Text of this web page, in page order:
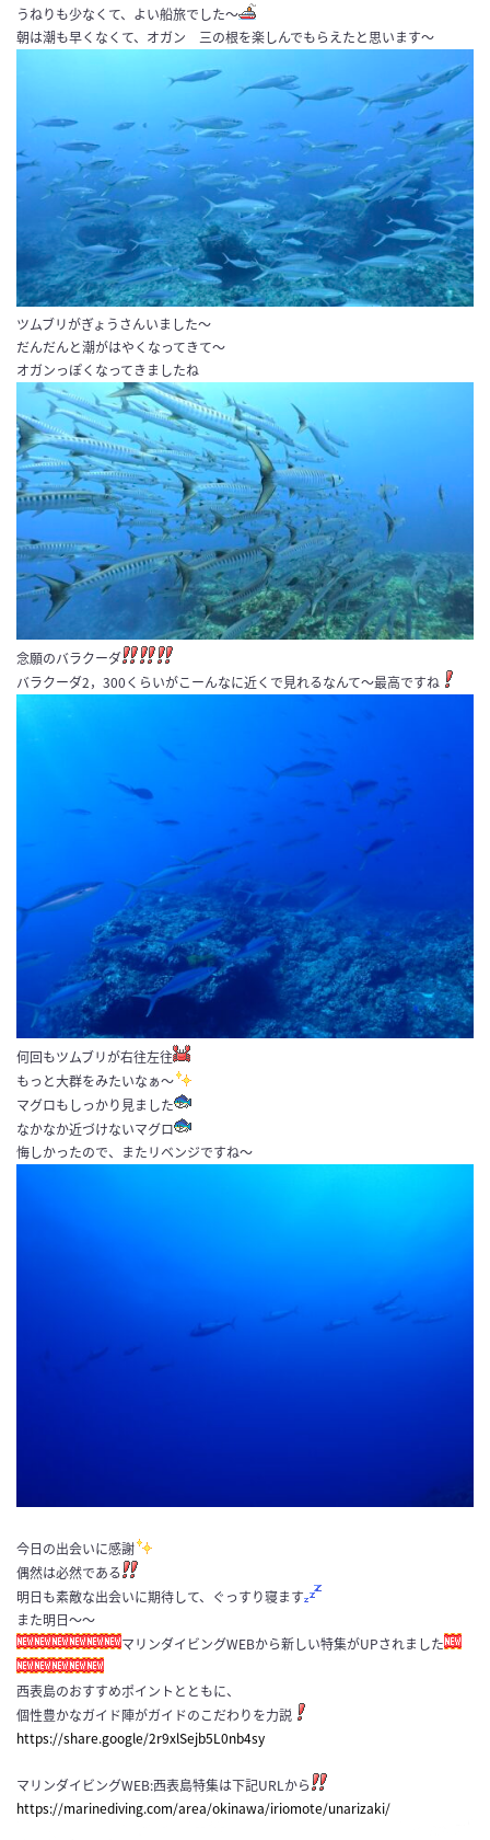
うねりも少なくて、よい船旅でした～
朝は潮も早くなくて、オガン 三の根を楽しんでもらえたと思います～
ツムブリがぎょうさんいました～
だんだんと潮がはやくなってきて～
オガンっぽくなってきましたね
念願のバラクーダ
バラクーダ2，300くらいがこーんなに近くで見れるなんて～最高ですね
何回もツムブリが右往左往
もっと大群をみたいなぁ～
マグロもしっかり見ました
なかなか近づけないマグロ
悔しかったので、またリベンジですね～
今日の出会いに感謝
偶然は必然である
明日も素敵な出会いに期待して、ぐっすり寝ます
また明日～～
マリンダイビングWEBから新しい特集がUPされました
西表島のおすすめポイントとともに、
個性豊かなガイド陣がガイドのこだわりを力説
https://share.google/2r9xlSejb5L0nb4sy
マリンダイビングWEB:西表島特集は下記URLから
https://marinediving.com/area/okinawa/iriomote/unarizaki/